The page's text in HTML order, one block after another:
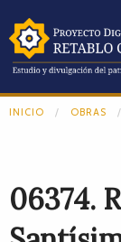
INICIO OBRAS
06374.